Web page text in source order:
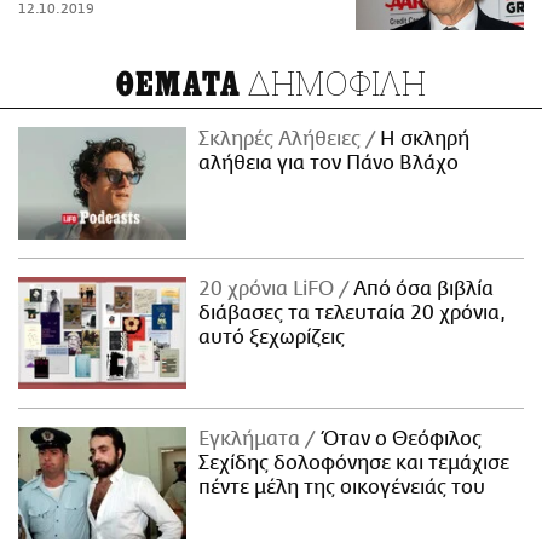
12.10.2019
ΘΕΜΑΤΑ ΔΗΜΟΦΙΛΗ
Σκληρές Αλήθειες
H σκληρή
αλήθεια για τον Πάνο Βλάχο
20 χρόνια LiFO
Από όσα βιβλία
διάβασες τα τελευταία 20 χρόνια,
αυτό ξεχωρίζεις
Εγκλήματα
Όταν ο Θεόφιλος
Σεχίδης δολοφόνησε και τεμάχισε
πέντε μέλη της οικογένειάς του